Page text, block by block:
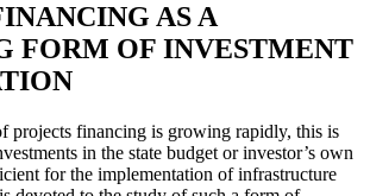
AS A
FORM OF INVESTMENT
projects financing is growing rapidly, this is
in the state budget or investor’s own
for the implementation of infrastructure